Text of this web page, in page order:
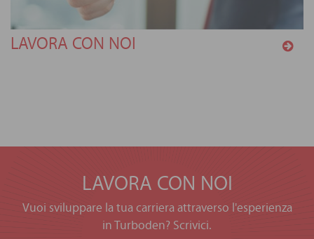
LAVORA CON NOI
LAVORA CON NOI
Vuoi sviluppare la tua carriera attraverso l'esperienza
in Turboden? Scrivici.